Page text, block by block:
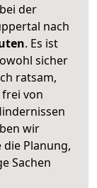
der
nach
. Es ist
sicher
ratsam,
von
wir
Planung,
Sachen